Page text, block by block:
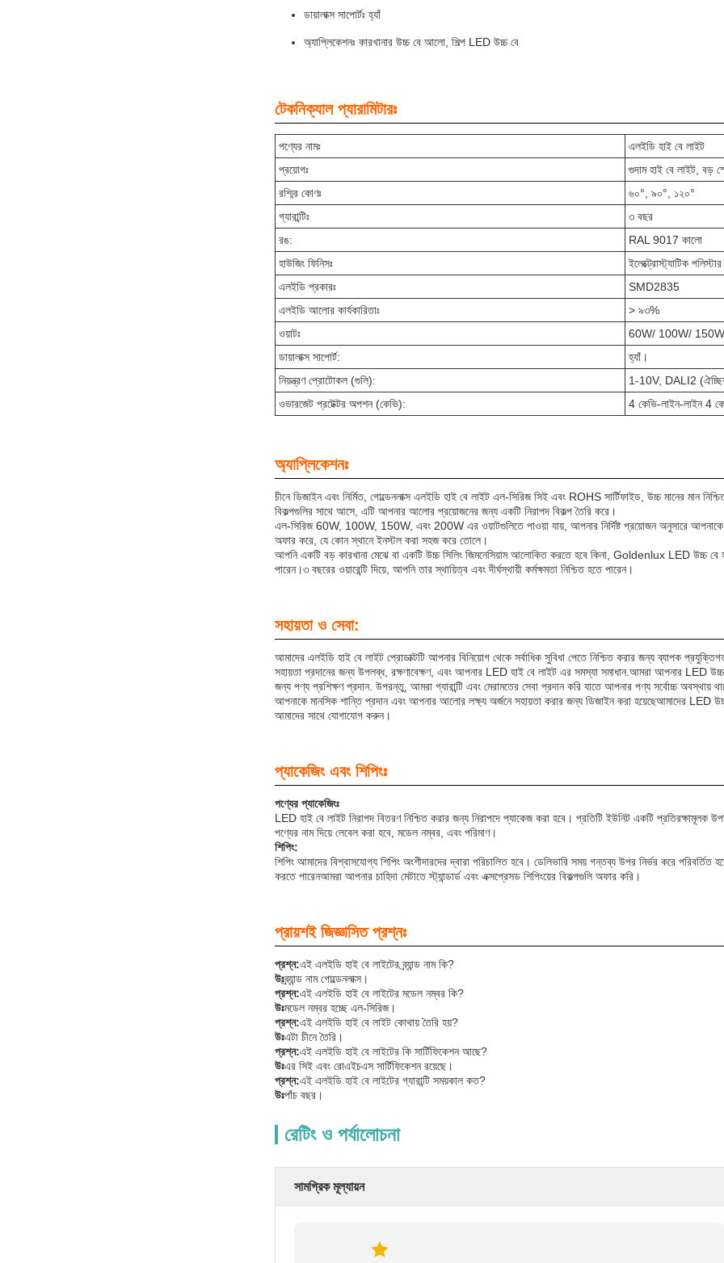
ডায়ালাক্স সাপোর্টঃ হ্যাঁ
অ্যাপ্লিকেশনঃ কারখানার উচ্চ বে আলো, শিল্প LED উচ্চ বে
টেকনিক্যাল প্যারামিটারঃ
পণ্যের নামঃ
এলইডি হাই বে লাইট
প্রয়োগঃ
গুদাম হাই বে লাইট, বড়
রশ্মির কোণঃ
৬০°, ৯০°, ১২০°
গ্যারান্টিঃ
৩ বছর
রঙ:
RAL 9017 কালো
হাউজিং ফিনিসঃ
ইলেক্ট্রোস্ট্যাটিক
এলইডি প্রকারঃ
SMD2835
এলইডি আলোর কার্যকারিতাঃ
> ৯৩%
ওয়াটঃ
60W/ 100W/
ডায়ালাক্স সাপোর্ট:
হ্যাঁ।
নিয়ন্ত্রণ প্রোটোকল (গুলি):
1-10V, DALI2
ওভারজেট প্রটেক্টর অপশন (কেভি):
4 কেভি-লাইন-লাইন 4
অ্যাপ্লিকেশনঃ
চীনে ডিজাইন এবং নির্মিত, গোল্ডেনলাক্স এলইডি হাই বে লাইট এল-সিরিজ সিই এবং ROHS সার্টিফাইড, উচ্চ মানের মান
বিকল্পগুলির সাথে আসে, এটি আপনার আলোর প্রয়োজনের জন্য একটি নিরাপদ বিকল্প তৈরি করে।
এল-সিরিজ 60W, 100W, 150W, এবং 200W এর ওয়াটগুলিতে পাওয়া যায়, আপনার নির্দিষ্ট প্রয়োজন অনুসারে আপনাকে
অফার করে, যে কোন স্থানে ইনস্টল করা সহজ করে তোলে।
আপনি একটি বড় কারখানা মেঝে বা একটি উচ্চ সিলিং জিমনেসিয়াম আলোকিত করতে হবে কিনা, Goldenlux LED উচ্চ
পারেন।৩ বছরের ওয়ারেন্টি দিয়ে, আপনি তার স্থায়িত্ব এবং দীর্ঘস্থায়ী কর্মক্ষমতা নিশ্চিত হতে পারেন।
সহায়তা ও সেবা:
আমাদের এলইডি হাই বে লাইট প্রোডাক্টটি আপনার বিনিয়োগ থেকে সর্বাধিক সুবিধা পেতে নিশ্চিত করার জন্য ব্যাপক
সহায়তা প্রদানের জন্য উপলব্ধ, রক্ষণাবেক্ষণ, এবং আপনার LED হাই বে লাইট এর সমস্যা সমাধান.আমরা আপনার LED উচ্চ
জন্য পণ্য প্রশিক্ষণ প্রদান. উপরন্তু, আমরা গ্যারান্টি এবং মেরামতের সেবা প্রদান করি যাতে আপনার পণ্য সর্বোচ্চ অবস্থায়
আপনাকে মানসিক শান্তি প্রদান এবং আপনার আলোর লক্ষ্য অর্জনে সহায়তা করার জন্য ডিজাইন করা হয়েছেআমাদের
আমাদের সাথে যোগাযোগ করুন।
প্যাকেজিং এবং শিপিংঃ
পণ্যের প্যাকেজিংঃ
LED হাই বে লাইট নিরাপদ বিতরণ নিশ্চিত করার জন্য নিরাপদে প্যাকেজ করা হবে। প্রতিটি ইউনিট একটি প্রতিরক্ষামূলক
পণ্যের নাম দিয়ে লেবেল করা হবে, মডেল নম্বর, এবং পরিমাণ।
শিপিং:
শিপিং আমাদের বিশ্বাসযোগ্য শিপিং অংশীদারদের দ্বারা পরিচালিত হবে। ডেলিভারি সময় গন্তব্য উপর নির্ভর করে
করতে পারেনআমরা আপনার চাহিদা মেটাতে স্ট্যান্ডার্ড এবং এক্সপ্রেসড শিপিংয়ের বিকল্পগুলি অফার করি।
প্রায়শই জিজ্ঞাসিত প্রশ্নঃ
প্রশ্ন:এই এলইডি হাই বে লাইটের ব্র্যান্ড নাম কি?
উঃব্র্যান্ড নাম গোল্ডেনলাক্স।
প্রশ্ন:এই এলইডি হাই বে লাইটের মডেল নম্বর কি?
উঃমডেল নম্বর হচ্ছে এল-সিরিজ।
প্রশ্ন:এই এলইডি হাই বে লাইট কোথায় তৈরি হয়?
উঃএটা চীনে তৈরি।
প্রশ্ন:এই এলইডি হাই বে লাইটের কি সার্টিফিকেশন আছে?
উঃএর সিই এবং রোএইচএস সার্টিফিকেশন রয়েছে।
প্রশ্ন:এই এলইডি হাই বে লাইটের গ্যারান্টি সময়কাল কত?
উঃপাঁচ বছর।
রেটিং ও পর্যালোচনা
সামগ্রিক মূল্যায়ন